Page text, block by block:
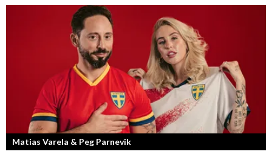
Matias Varela & Peg Parnevik